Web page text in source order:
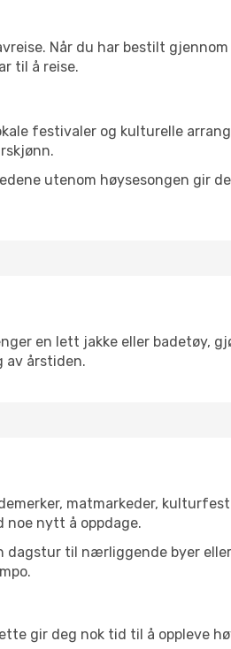
Når du har bestilt
til å reise.
festivaler og kulturelle
utenom høysesongen gir
en lett jakke eller badetøy,
av årstiden.
matmarkeder,
noe nytt å oppdage.
dagstur til nærliggende byer
gir deg nok tid til å oppleve